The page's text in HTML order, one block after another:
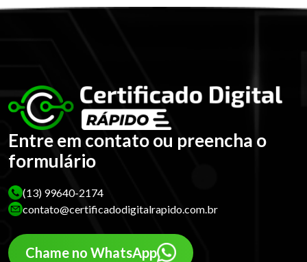
Entre em contato ou preencha o
formulário
(13) 99640-2174
contato@certificadodigitalrapido.com.br
Chame no WhatsApp